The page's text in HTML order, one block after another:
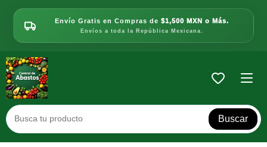
contenido
Envío Gratis en Compras de $1,500 MXN o Más.
Envíos a toda la República Mexicana.
Buscar